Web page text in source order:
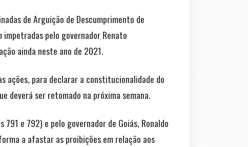
de Arguição de Descumprimento de
pelo governador Renato
ainda neste ano de 2021.
ações, para declarar a constitucionalidade do
deverá ser retomado na próxima semana.
e 792) e pelo governador de Goiás, Ronaldo
a afastar as proibições em relação aos